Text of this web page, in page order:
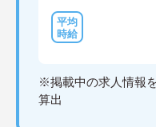
※掲載中の求人情報
算出